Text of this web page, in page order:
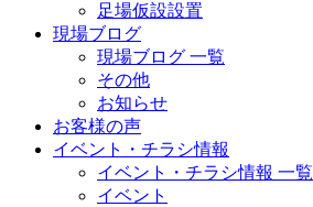
足場仮設設置
現場ブログ
現場ブログ 一覧
その他
お知らせ
お客様の声
イベント・チラシ情報
イベント・チラシ情報 一覧
イベント